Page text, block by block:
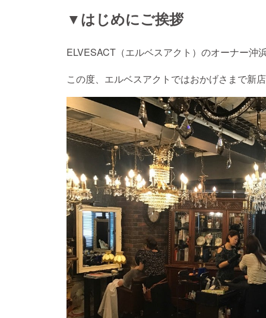
▼はじめにご挨拶
ELVESACT（エルベスアクト）のオーナー沖
この度、エルベスアクトではおかげさまで新